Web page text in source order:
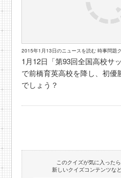
2015年1月13日のニュースを読む 時事問題
1月12日「第93回全国高校サ
で前橋育英高校を降し、初優
でしょう？
このクイズが気に入った
新しいクイズコンテンツな